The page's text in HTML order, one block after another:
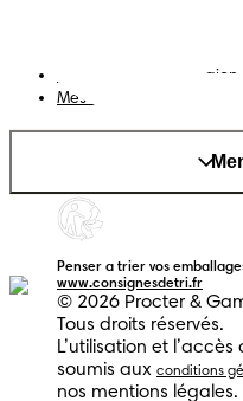
Changer le pays/région
Mes données
www.consignesdetri.fr
© 2026 Procter &
Tous droits réservés.
L’utilisation et
soumis aux conditions
nos mentions légales.